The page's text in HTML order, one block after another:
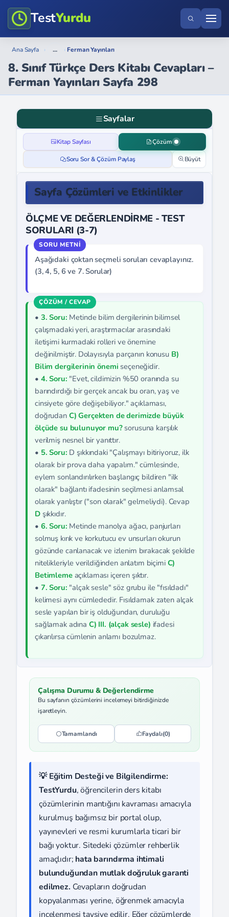
TestYurdu
Ana Sayfa › ... › Ferman Yayınları
8. Sınıf Türkçe Ders Kitabı Cevapları –
Ferman Yayınları Sayfa 298
Sayfalar
Kitap Sayfası Çözüm
Soru Sor & Çözüm Paylaş Büyüt
Sayfa Çözümleri ve Etkinlikler
ÖLÇME VE DEĞERLENDİRME - TEST
SORULARI (3-7)
Aşağıdaki çoktan seçmeli soruları cevaplayınız.
(3, 4, 5, 6 ve 7. Sorular)
• 3. Soru: Metinde bilim dergilerinin bilimsel
çalışmadaki yeri, araştırmacılar arasındaki
iletişimi kurmadaki rolleri ve önemine
değinilmiştir. Dolayısıyla parçanın konusu B)
Bilim dergilerinin önemi seçeneğidir.
• 4. Soru: "Evet, cildimizin %50 oranında su
barındırdığı bir gerçek ancak bu oran, yaş ve
cinsiyete göre değişebiliyor." açıklaması,
doğrudan C) Gerçekten de derimizde büyük
ölçüde su bulunuyor mu?sorusuna karşılık
verilmiş nesnel bir yanıttır.
• 5. Soru: D şıkkındaki "Çalışmayı bitiriyoruz, ilk
olarak bir prova daha yapalım." cümlesinde,
eylem sonlandırılırken başlangıç bildiren "ilk
olarak" bağlantı ifadesinin seçilmesi anlamsal
olarak yanlıştır ("son olarak" gelmeliydi). Cevap
Dşıkkıdır.
• 6. Soru: Metinde manolya ağacı, panjurları
solmuş kırık ve korkutucu ev unsurları okurun
gözünde canlanacak ve izlenim bırakacak şekilde
nitelikleriyle verildiğinden anlatım biçimi C)
Betimlemeaçıklaması içeren şıktır.
• 7. Soru: "alçak sesle" söz grubu ile "fısıldadı"
kelimesi aynı cümlededir. Fısıldamak zaten alçak
sesle yapılan bir iş olduğundan, duruluğu
sağlamak adına C) III. (alçak sesle) ifadesi
çıkarılırsa cümlenin anlamı bozulmaz.
Çalışma Durumu & Değerlendirme
Bu sayfanın çözümlerini incelemeyi bitirdiğinizde
işaretleyin.
Tamamlandı Faydalı(0)
💡 Eğitim Desteği ve Bilgilendirme:
TestYurdu, öğrencilerin ders kitabı
çözümlerinin mantığını kavraması amacıyla
kurulmuş bağımsız bir portal olup,
yayınevleri ve resmi kurumlarla ticari bir
bağı yoktur. Sitedeki çözümler rehberlik
amaçlıdır; hata barındırma ihtimali
bulunduğundan mutlak doğruluk garanti
edilmez. Cevapların doğrudan
kopyalanması yerine, öğrenmek amacıyla
incelenmesi tavsiye edilir. Eğer çözümlerde